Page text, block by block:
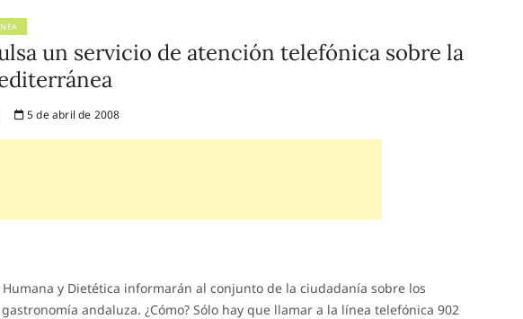
un servicio de atención telefónica sobre la
5 de abril de 2008
y Dietética informarán al conjunto de la ciudadanía sobre los
andaluza. ¿Cómo? Sólo hay que llamar a la línea telefónica 902